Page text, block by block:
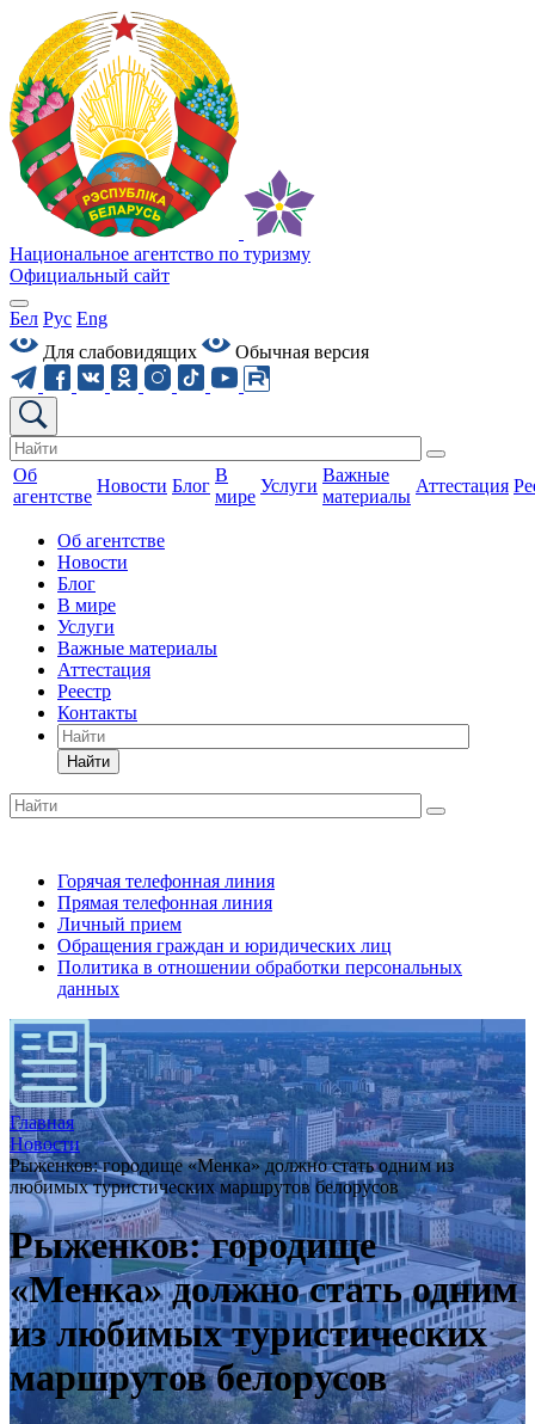
Национальное агентство по туризму
Официальный сайт
Бел Рус Eng
Для слабовидящих
Обычная версия
Об
агентстве
Новости Блог
В
мире
Услуги
Важные
материалы
Аттестация
Об агентстве
Новости
Блог
В мире
Услуги
Важные материалы
Аттестация
Реестр
Контакты
Найти
Горячая телефонная линия
Прямая телефонная линия
Личный прием
Обращения граждан и юридических лиц
Политика в отношении обработки персональных
данных
Главная
Новости
Рыженков: городище «Менка» должно стать одним из
любимых туристических маршрутов белорусов
Рыженков: городище
«Менка» должно стать одним
из любимых туристических
маршрутов белорусов